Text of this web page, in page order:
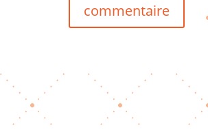
commentaire